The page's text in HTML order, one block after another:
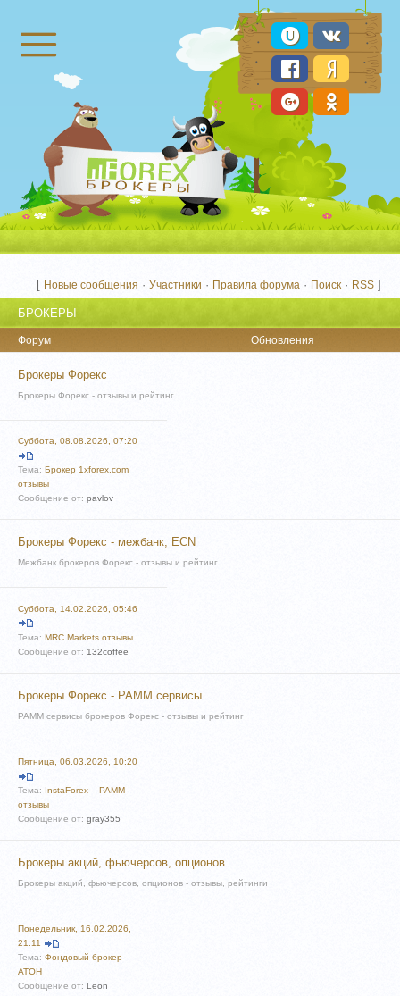
Брокеры Форекс
[ Новые сообщения ·Участники · Правила форума · Поиск · RSS ]
БРОКЕРЫ
Форум Обновления
Брокеры Форекс
Брокеры Форекс - отзывы и рейтинг
Суббота, 08.08.2026, 07:20
Тема:Брокер 1xforex.com
отзывы
Сообщение от:pavlov
Брокеры Форекс - межбанк, ECN
Межбанк брокеров Форекс - отзывы и рейтинг
Суббота, 14.02.2026, 05:46
Тема:MRC Markets отзывы
Сообщение от: 132coffee
Брокеры Форекс - PAMM сервисы
PAMM сервисы брокеров Форекс - отзывы и рейтинг
Пятница, 06.03.2026, 10:20
Тема: InstaForex – PAMM
отзывы
Сообщение от:gray355
Брокеры акций, фьючерсов, опционов
Брокеры акций, фьючерсов, опционов - отзывы, рейтинги
Понедельник, 16.02.2026,
21:11
Тема:Фондовый брокер
АТОН
Сообщение от:Leon